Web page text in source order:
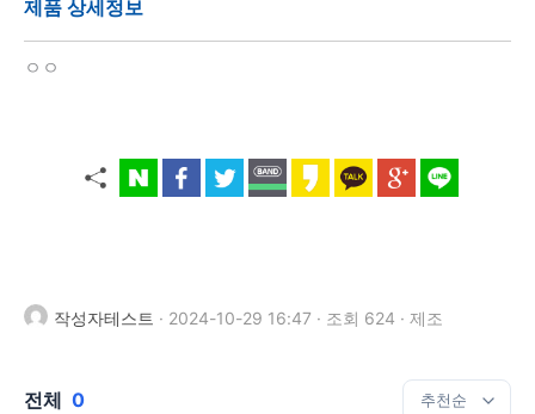
제품 상세정보
ㅇㅇ
작성자테스트 · 2024-10-29 16:47 · 조회 624 · 제조
전체 0